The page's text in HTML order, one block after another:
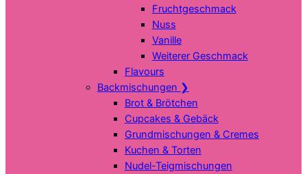
Fruchtgeschmack
Nuss
Vanille
Weiterer Geschmack
Flavours
Backmischungen ❯
Brot & Brötchen
Cupcakes & Gebäck
Grundmischungen & Cremes
Kuchen & Torten
Nudel-Teigmischungen